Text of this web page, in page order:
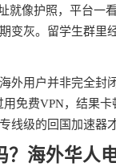
就像护照，平台一
变灰。留学生群里
外用户并非完全封
免费VPN，结果
线级的回国加速器
？海外华人